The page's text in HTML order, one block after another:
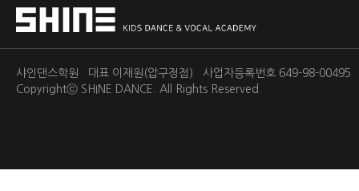
샤인댄스학원 대표 이재원(압구정점) 사업자등록번호 649-98-
Copyrightⓒ SHINE DANCE. All Rights Reserved.